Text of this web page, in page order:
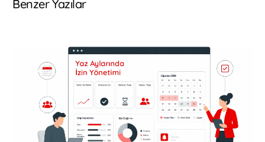
Benzer Yazılar